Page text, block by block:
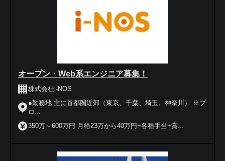
オープン・Web系エンジニア募集！
株式会社i-NOS
●勤務地 主に首都圏近郊（東京、千葉、埼玉、神奈川） ※プ
ロ...
350万～600万円 月給23万から40万円+各種手当+賞...